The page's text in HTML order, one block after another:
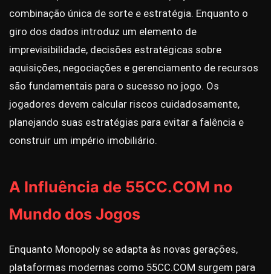
combinação única de sorte e estratégia. Enquanto o
giro dos dados introduz um elemento de
imprevisibilidade, decisões estratégicas sobre
aquisições, negociações e gerenciamento de recursos
são fundamentais para o sucesso no jogo. Os
jogadores devem calcular riscos cuidadosamente,
planejando suas estratégias para evitar a falência e
construir um império imobiliário.
A Influência de 55CC.COM no
Mundo dos Jogos
Enquanto Monopoly se adapta às novas gerações,
plataformas modernas como 55CC.COM surgem para